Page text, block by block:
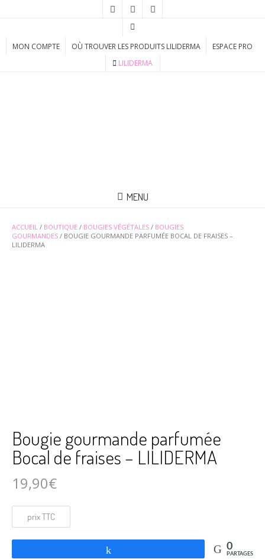
MON COMPTE OÙ TROUVER LES PRODUITS LILIDERMA
ESPACE PRO
LILIDERMA
MENU
ACCUEIL / BOUTIQUE / BOUGIES VÉGÉTALES / BOUGIES
GOURMANDES / BOUGIE GOURMANDE PARFUMÉE BOCAL DE FRAISES –
LILIDERMA
Bougie gourmande parfumée
Bocal de fraises – LILIDERMA
19,90€
0
PARTAGES